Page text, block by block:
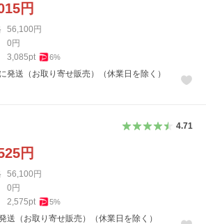
円
56,100 円
0 円
3,085pt 6%
発送（お取り寄せ販売）（休業日を除く）
4.71
円
56,100 円
0 円
2,575pt 5%
送（お取り寄せ販売）（休業日を除く）